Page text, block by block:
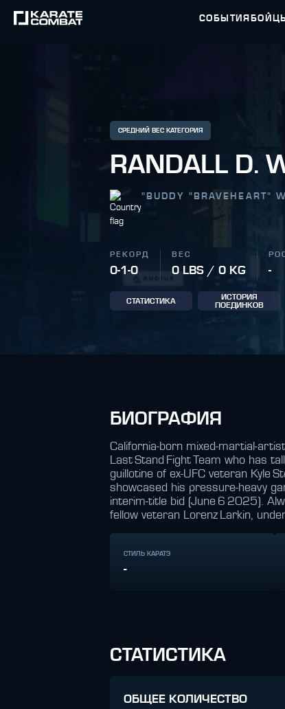
СОБЫТИЯ
СРЕДНИЙ ВЕС КАТЕГОРИЯ
RANDALL D.
" BUDDY "BRAVEHEART"
РЕКОРД
0-1-0
ВЕС
0 LBS / 0 KG -
СТАТИСТИКА
ИСТОРИЯ
ПОЕДИНКОВ
БИОГРАФИЯ
California‑born
Last Stand Fight Team who has
guillotine of ex‑UFC veteran Kyle
showcased his pressure‑heavy
interim‑title bid (June 6 2025).
fellow veteran Lorenz Larkin,
СТИЛЬ КАРАТЭ
-
СТАТИСТИКА
ОБЩЕЕ КОЛИЧЕСТВО